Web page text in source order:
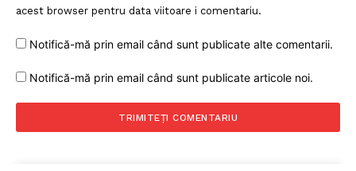
acest browser pentru data viitoare i comentariu.
Notifică-mă prin email când sunt publicate alte comentarii.
Notifică-mă prin email când sunt publicate articole noi.